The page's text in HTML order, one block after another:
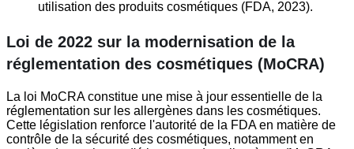
utilisation des produits cosmétiques (FDA, 2023).
Loi de 2022 sur la modernisation de la
réglementation des cosmétiques (MoCRA)
La loi MoCRA constitue une mise à jour essentielle de la
réglementation sur les allergènes dans les cosmétiques.
Cette législation renforce l'autorité de la FDA en matière de
contrôle de la sécurité des cosmétiques, notamment en